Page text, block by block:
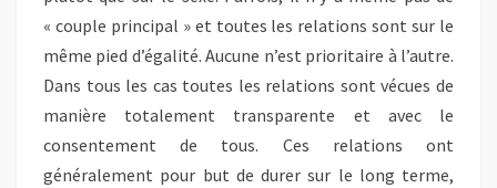
« couple principal » et toutes les relations sont sur le
même pied d’égalité. Aucune n’est prioritaire à l’autre.
Dans tous les cas toutes les relations sont vécues de
manière totalement transparente et avec le
consentement de tous. Ces relations ont
généralement pour but de durer sur le long terme,